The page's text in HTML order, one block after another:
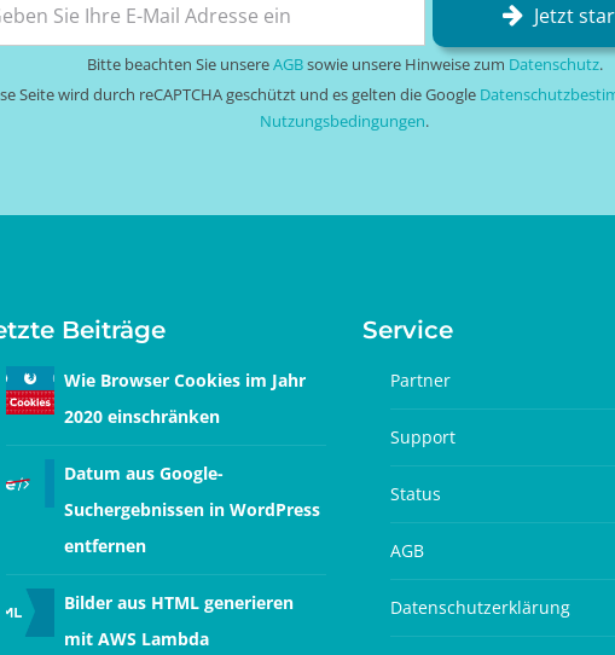
Jetzt
Bitte beachten Sie unsereAGBsowie unsere Hinweise zum Datenschutz.
Seite wird durch reCAPTCHA geschützt und es gelten die Google
Nutzungsbedingungen.
Beiträge
Wie Browser Cookies im Jahr
2020 einschränken
Datum aus Google-
Suchergebnissen in WordPress
entfernen
Bilder aus HTML generieren
mit AWS Lambda
Service
Partner
Support
Status
AGB
Datenschutzerklärung